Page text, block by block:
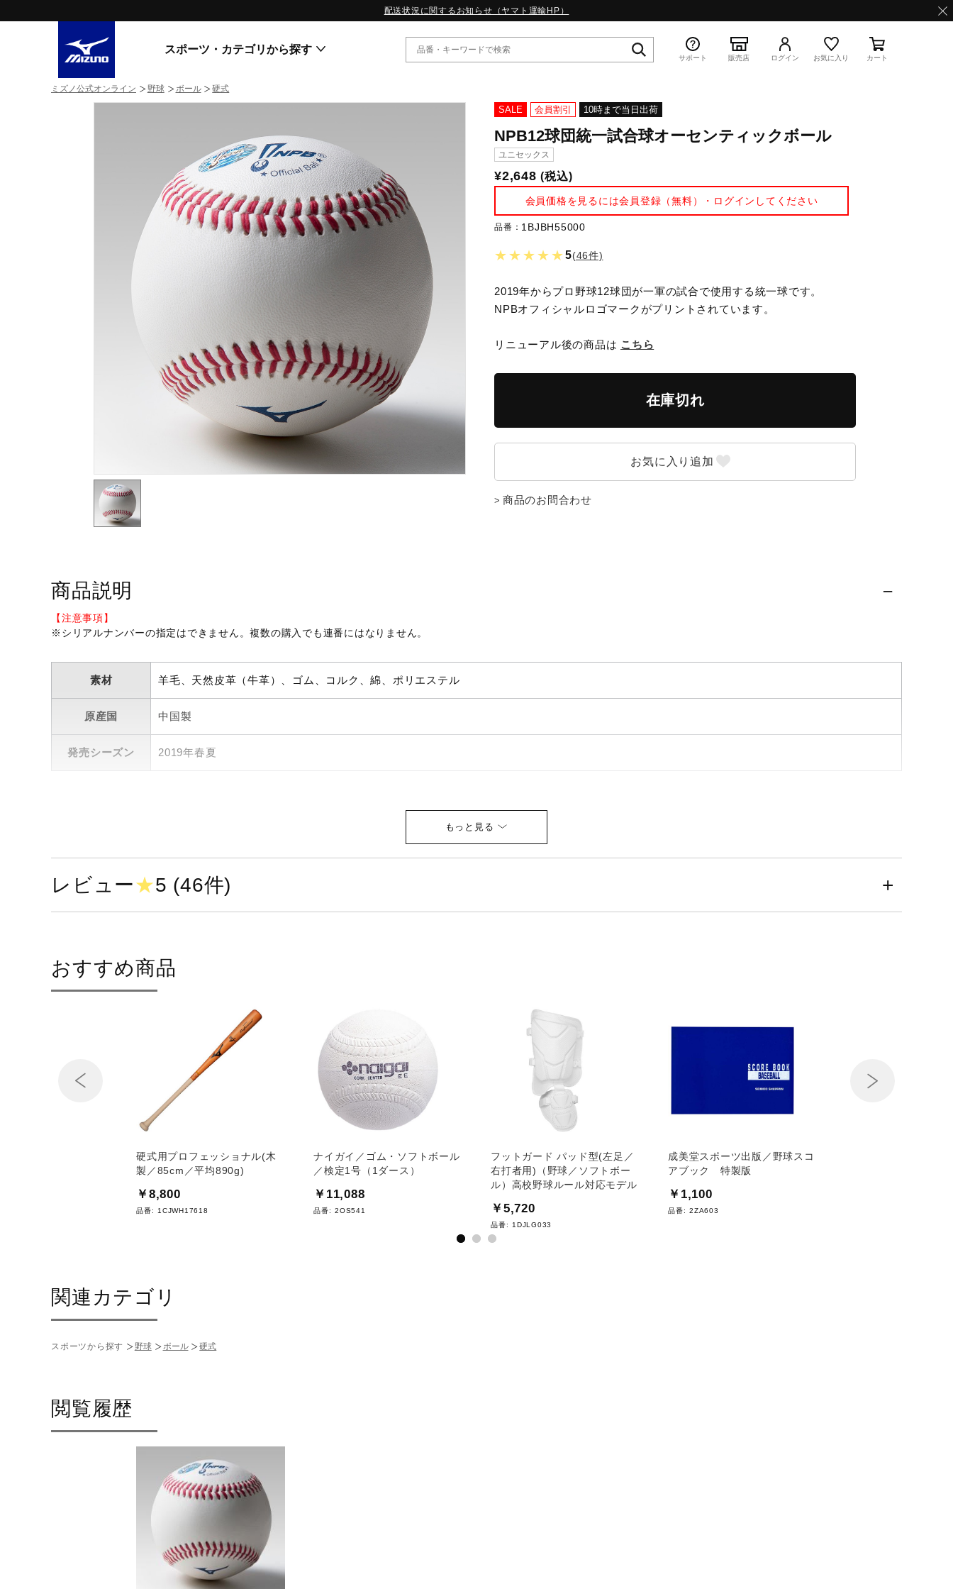
配送状況に関するお知らせ（ヤマト運輸HP）
スポーツ・カテゴリから探す
スニーカー
ウィンタースポーツ
ワーキング
インナー
寝具／ミズノスリープ
ジュニア／キッズ
すべてのシリーズ
WAVE PROPHECY
WAVE RIDER
MXR
ゴアテックス
コラボレーション
その他シリーズ
WP13.2｜特集
MORELIA LS｜特集
W.PROPHECY1｜特集
WP MAGIC MITA｜特集
WP STRAP｜特集
スペシャルカラーパック｜特集
マーガレット・ハウエル｜特集
KICKS & ECHO｜特集
特集
サポート 販売店 ログイン お気に入り カート
ミズノ公式オンライン 野球 ボール 硬式
SALE 会員割引 10時まで当日出荷
NPB12球団統一試合球オーセンティックボール
ユニセックス
¥2,648 (税込)
会員価格を見るには会員登録（無料）・ログインしてください
品番： 1BJBH55000
★★★★★5(46件)
2019年からプロ野球12球団が一軍の試合で使用する統一球です。
NPBオフィシャルロゴマークがプリントされています。
リニューアル後の商品は こちら
在庫切れ
商品のお問合わせ
商品説明
【注意事項】
※シリアルナンバーの指定はできません。複数の購入でも連番にはなりません。
素材 羊毛、天然皮革（牛革）、ゴム、コルク、綿、ポリエステル
原産国 中国製
発売シーズン 2019年春夏
レビュー★5 (46件)
おすすめ商品
硬式用プロフェッショナル(木
製／85cm／平均890g)
￥8,800
品番: 1CJWH17618
ナイガイ／ゴム・ソフトボール
／検定1号（1ダース）
￥11,088
品番: 2OS541
フットガード パッド型(左足／
右打者用)（野球／ソフトボー
ル）高校野球ルール対応モデル
￥5,720
品番: 1DJLG033
成美堂スポーツ出版／野球スコ
アブック 特製版
￥1,100
品番: 2ZA603
関連カテゴリ
スポーツから探す 野球 ボール 硬式
閲覧履歴